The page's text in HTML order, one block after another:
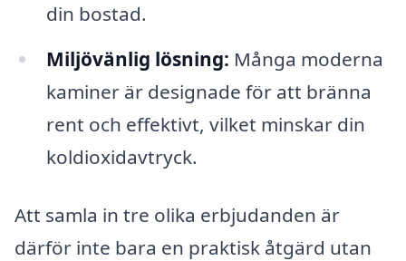
din bostad.
Miljövänlig lösning: Många moderna
kaminer är designade för att bränna
rent och effektivt, vilket minskar din
koldioxidavtryck.
Att samla in tre olika erbjudanden är
därför inte bara en praktisk åtgärd utan